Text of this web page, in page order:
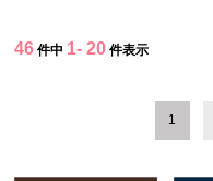
46 件中 1- 20 件表示
1